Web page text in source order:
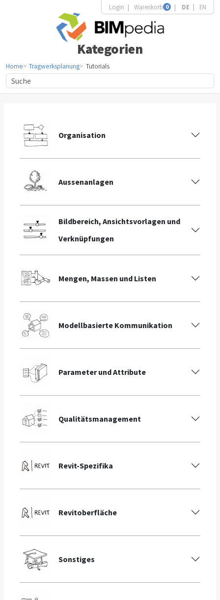
Login Warenkorb 0 DE EN
Kategorien
Home Tragwerksplanung Tutorials
Organisation
Aussenanlagen
Bildbereich, Ansichtsvorlagen und
Verknüpfungen
Mengen, Massen und Listen
Modellbasierte Kommunikation
Parameter und Attribute
Qualitätsmanagement
Revit-Spezifika
Revitoberfläche
Sonstiges